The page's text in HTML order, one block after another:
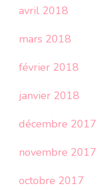
avril 2018
mars 2018
février 2018
janvier 2018
décembre 2017
novembre 2017
octobre 2017